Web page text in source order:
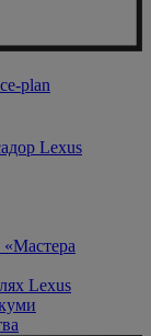
plan
Lexus
Lexus